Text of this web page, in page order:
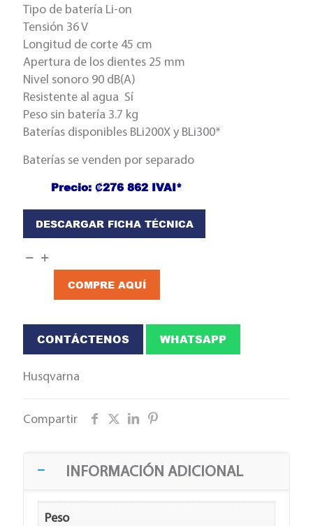
Tipo de batería Li-on
Tensión 36 V
Longitud de corte 45 cm
Apertura de los dientes 25 mm
Nivel sonoro 90 dB(A)
Resistente al agua Sí
Peso sin batería 3.7 kg
Baterías disponibles BLi200X y BLi300*
Baterías se venden por separado
Precio: ₡276 862 IVAI*
DESCARGAR FICHA TÉCNICA
COMPRE AQUÍ
CONTÁCTENOS WHATSAPP
Husqvarna
Compartir
INFORMACIÓN ADICIONAL
Peso